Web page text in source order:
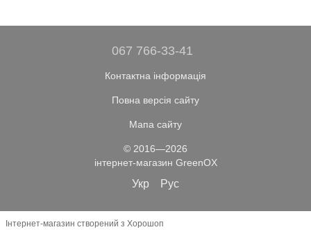
067 766-33-41
Контактна інформація
Повна версія сайту
Мапа сайту
© 2016—2026
інтернет-магазин GreenOX
Укр Рус
Інтернет-магазин створений з Хорошоп